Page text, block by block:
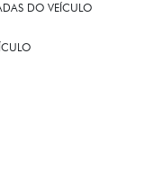
DO VEÍCULO